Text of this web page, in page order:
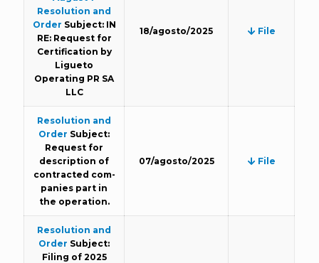
Resolution and
Order Subject: IN
RE: Request for
Certification by
Ligueto
Operating PR SA
LLC
18/agosto/2025 File
Resolution and
Order Subject:
Request for
description of
contracted com-
panies part in
the operation.
07/agosto/2025 File
Resolution and
Order Subject:
Filing of 2025